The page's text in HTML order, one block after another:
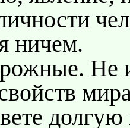
ничем.
Не